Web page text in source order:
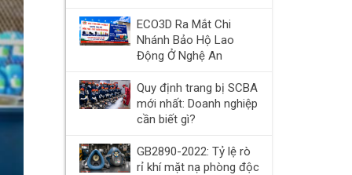
ECO3D Ra Mắt Chi
Nhánh Bảo Hộ Lao
Động Ở Nghệ An
Quy định trang bị SCBA
mới nhất: Doanh nghiệp
cần biết gì?
GB2890-2022: Tỷ lệ rò
rỉ khí mặt nạ phòng độc